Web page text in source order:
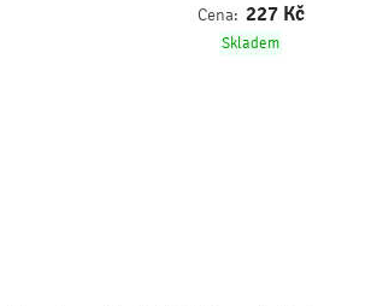
Cena: 227 Kč
Skladem